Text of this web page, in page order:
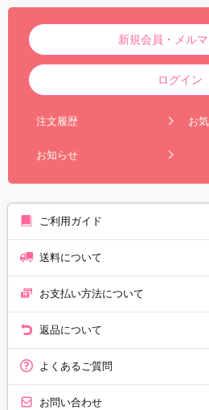
新規会員・メル
ログイン
注文履歴 お
お知らせ
ご利用ガイド
送料について
お支払い方法について
返品について
よくあるご質問
お問い合わせ